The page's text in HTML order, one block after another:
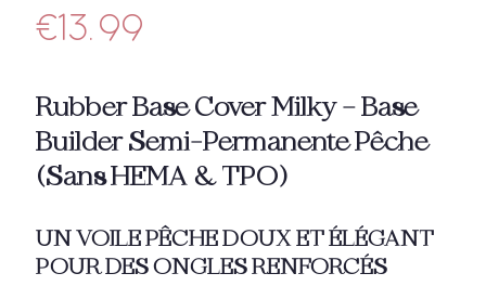
€13.99
Rubber Base Cover Milky – Base
Builder Semi-Permanente Pêche
(Sans HEMA & TPO)
UN VOILE PÊCHE DOUX ET ÉLÉGANT
POUR DES ONGLES RENFORCÉS